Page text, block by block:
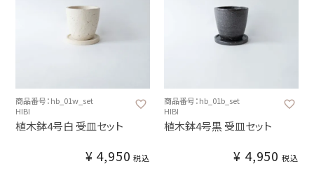
商品番号：hb_01w_set
HIBI
植木鉢4号白 受皿セット
¥ 4,950 税込
商品番号：hb_01b_set
HIBI
植木鉢4号黒 受皿セット
¥ 4,950 税込